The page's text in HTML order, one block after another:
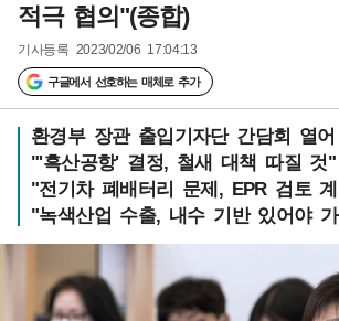
적극 협의"(종합)
기사등록 2023/02/06 17:04:13
구글에서 선호하는 매체로 추가
환경부 장관 출입기자단 간담회 열어
"'흑산공항' 결정, 철새 대책 따질 것"
"전기차 폐배터리 문제, EPR 검토
"녹색산업 수출, 내수 기반 있어야